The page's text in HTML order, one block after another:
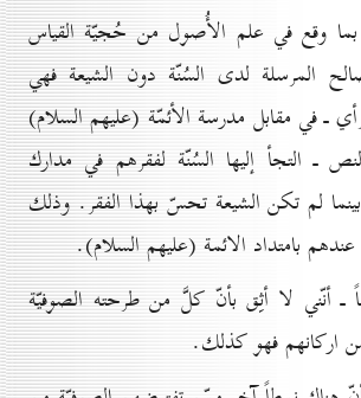
بما وقع في علم الأُصول من حُجيّة القياس
المرسلة لدى السُنّة دون الشيعة فهي
ـ في مقابل مدرسة الأئمّة (عليهم السلام)
ـ التجأ إليها السُنّة لفقرهم في مدارك
لم تكن الشيعة تحسّ بهذا الفقر. وذلك
بامتداد الائمة (عليهم السلام).
ـ أنّني لا أثِق بأنّ كلَّ من طرحته الصوفيّة
اركانهم فهو كذلك.